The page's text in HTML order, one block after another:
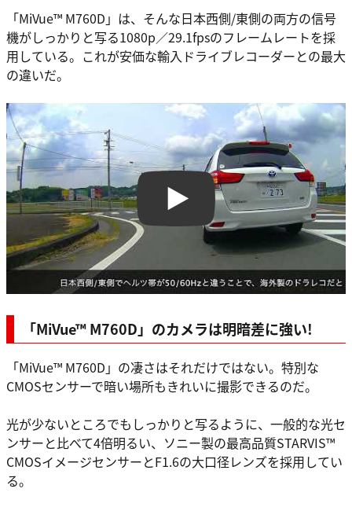
「MiVue™ M760D」は、そんな日本西側/東側の両方の信号
機がしっかりと写る1080p／29.1fpsのフレームレートを採
用している。これが安価な輸入ドライブレコーダーとの最大
の違いだ。
Play
「MiVue™ M760D」のカメラは明暗差に強い!
「MiVue™ M760D」の凄さはそれだけではない。特別な
CMOSセンサーで暗い場所もきれいに撮影できるのだ。
光が少ないところでもしっかりと写るように、一般的な光セ
ンサーと比べて4倍明るい、ソニー製の最高品質STARVIS™
CMOSイメージセンサーとF1.6の大口径レンズを採用してい
る。